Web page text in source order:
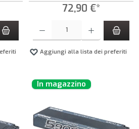
72,90 €*
Aggiungi alla lista dei preferiti
In magazzino